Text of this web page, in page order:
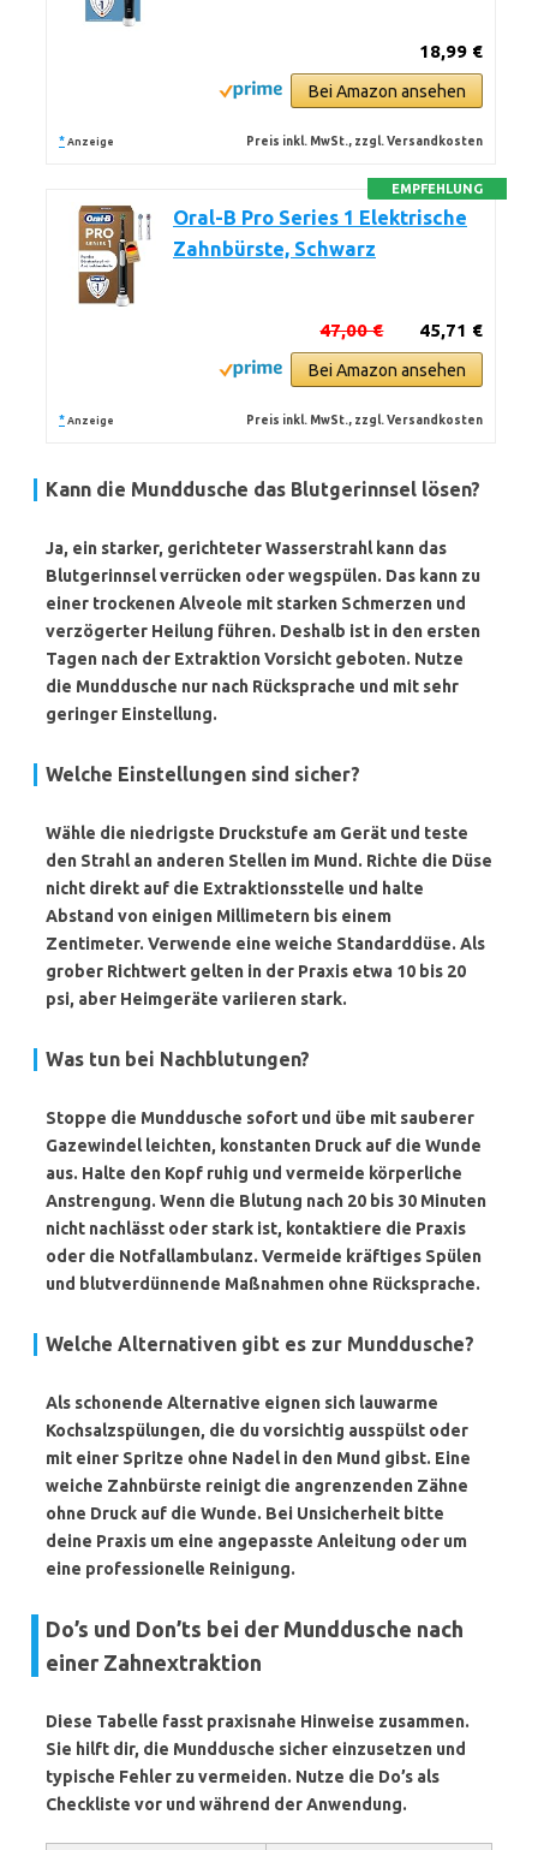
18,99 €
Bei Amazon ansehen
* Anzeige Preis inkl. MwSt., zzgl. Versandkosten
EMPFEHLUNG
Oral-B Pro Series 1 Elektrische
Zahnbürste, Schwarz
45,71 €
47,00 €
Bei Amazon ansehen
* Anzeige Preis inkl. MwSt., zzgl. Versandkosten
Kann die Munddusche das Blutgerinnsel lösen?
Ja, ein starker, gerichteter Wasserstrahl kann das
Blutgerinnsel verrücken oder wegspülen. Das kann zu
einer trockenen Alveole mit starken Schmerzen und
verzögerter Heilung führen. Deshalb ist in den ersten
Tagen nach der Extraktion Vorsicht geboten. Nutze
die Munddusche nur nach Rücksprache und mit sehr
geringer Einstellung.
Welche Einstellungen sind sicher?
Wähle die niedrigste Druckstufe am Gerät und teste
den Strahl an anderen Stellen im Mund. Richte die Düse
nicht direkt auf die Extraktionsstelle und halte
Abstand von einigen Millimetern bis einem
Zentimeter. Verwende eine weiche Standarddüse. Als
grober Richtwert gelten in der Praxis etwa 10 bis 20
psi, aber Heimgeräte variieren stark.
Was tun bei Nachblutungen?
Stoppe die Munddusche sofort und übe mit sauberer
Gazewindel leichten, konstanten Druck auf die Wunde
aus. Halte den Kopf ruhig und vermeide körperliche
Anstrengung. Wenn die Blutung nach 20 bis 30 Minuten
nicht nachlässt oder stark ist, kontaktiere die Praxis
oder die Notfallambulanz. Vermeide kräftiges Spülen
und blutverdünnende Maßnahmen ohne Rücksprache.
Welche Alternativen gibt es zur Munddusche?
Als schonende Alternative eignen sich lauwarme
Kochsalzspülungen, die du vorsichtig ausspülst oder
mit einer Spritze ohne Nadel in den Mund gibst. Eine
weiche Zahnbürste reinigt die angrenzenden Zähne
ohne Druck auf die Wunde. Bei Unsicherheit bitte
deine Praxis um eine angepasste Anleitung oder um
eine professionelle Reinigung.
Do’s und Don’ts bei der Munddusche nach
einer Zahnextraktion
Diese Tabelle fasst praxisnahe Hinweise zusammen.
Sie hilft dir, die Munddusche sicher einzusetzen und
typische Fehler zu vermeiden. Nutze die Do’s als
Checkliste vor und während der Anwendung.